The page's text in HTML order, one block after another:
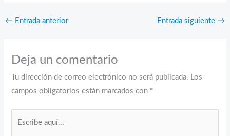
← Entrada anterior Entrada siguiente →
Deja un comentario
Tu dirección de correo electrónico no será publicada. Los
campos obligatorios están marcados con *